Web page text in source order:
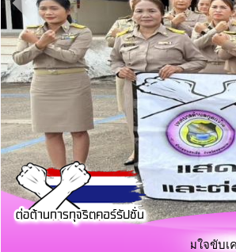
เทศบาลตำบลกุดกว้าง ร่วมใจขับเคลื่อนจริยธ